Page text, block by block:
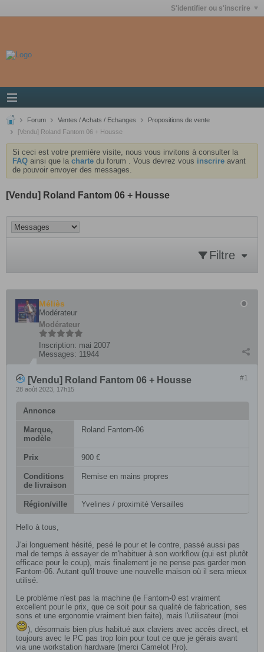
S'identifier ou s'inscrire
Forum Ventes / Achats / Echanges
Propositions de vente
[Vendu] Roland Fantom 06 + Housse
Si ceci est votre première visite, nous vous invitons à consulter la
FAQ ainsi que la charte du forum . Vous devrez vous inscrire avant
de pouvoir envoyer des messages.
[Vendu] Roland Fantom 06 + Housse
Filtre
Méliès
Modérateur
Modérateur
Inscription: mai 2007
Messages: 11944
#1
[Vendu] Roland Fantom 06 + Housse
28 août 2023, 17h15
Annonce
Marque,
modèle
Roland Fantom-06
Prix 900 €
Conditions
de livraison
Remise en mains propres
Région/ville Yvelines / proximité Versailles
Hello à tous,
J'ai longuement hésité, pesé le pour et le contre, passé aussi pas
mal de temps à essayer de m'habituer à son workflow (qui est plutôt
efficace pour le coup), mais finalement je ne pense pas garder mon
Fantom-06. Autant qu'il trouve une nouvelle maison où il sera mieux
utilisé.
Le problème n'est pas la machine (le Fantom-0 est vraiment
excellent pour le prix, que ce soit pour sa qualité de fabrication, ses
sons et une ergonomie vraiment bien faite), mais l'utilisateur (moi
), désormais bien plus habitué aux claviers avec accès direct, et
toujours avec le PC pas trop loin pour tout ce que je gérais avant
via une workstation hardware (merci Camelot Pro).